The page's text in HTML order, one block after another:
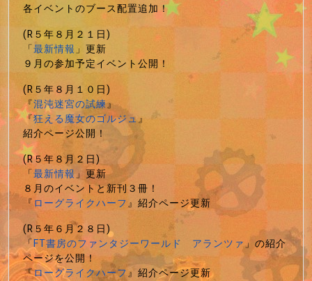
各イベントのブース配置追加！
(R５年８月２１日)
「最新情報」更新
９月の参加予定イベント公開！
(R５年８月１０日)
『混沌迷宮の試練』
『狂える魔女のゴルジュ』
紹介ページ公開！
(R５年８月２日)
「最新情報」更新
８月のイベントと新刊３冊！
『ローグライクハーフ』紹介ページ更新
(R５年６月２８日)
「FT書房のファンタジーワールド アランツァ」の紹介
ページを公開！
『ローグライクハーフ』紹介ページ更新